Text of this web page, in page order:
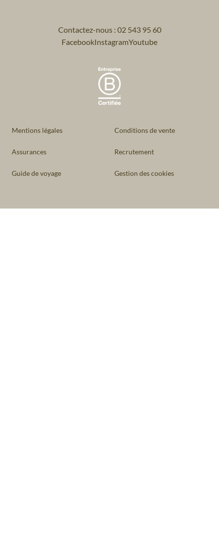
Contactez-nous : 02 543 95 60
FacebookInstagramYoutube
Mentions légales Conditions de vente
Assurances Recrutement
Guide de voyage Gestion des cookies